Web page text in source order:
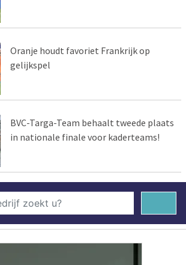
Oranje houdt favoriet Frankrijk op
gelijkspel
BVC-Targa-Team behaalt tweede plaats
in nationale finale voor kaderteams!